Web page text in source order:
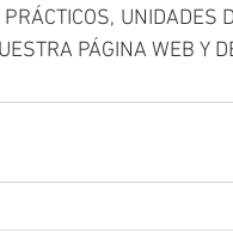
UNIDADES
PÁGINA WEB Y